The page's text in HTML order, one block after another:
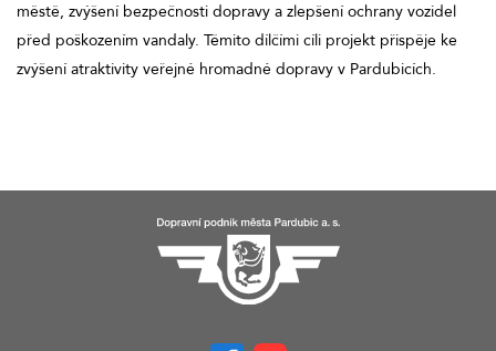
městě, zvýšení bezpečnosti dopravy a zlepšení ochrany vozidel
před poškozením vandaly. Těmito dílčími cíli projekt přispěje ke
zvýšení atraktivity veřejné hromadné dopravy v Pardubicích.